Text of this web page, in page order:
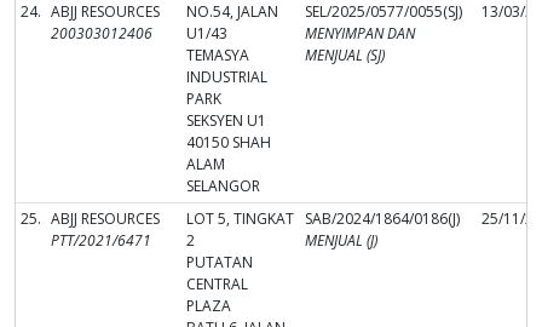
24. ABJJ RESOURCES
200303012406
NO.54, JALAN
U1/43
TEMASYA
INDUSTRIAL
PARK
SEKSYEN U1
40150 SHAH
ALAM
SELANGOR
SEL/2025/0577/0055(SJ)
MENYIMPAN DAN
MENJUAL (SJ)
13/03/
25. ABJJ RESOURCES
PTT/2021/6471
LOT 5, TINGKAT
2
PUTATAN
CENTRAL
PLAZA
SAB/2024/1864/0186(J)
MENJUAL (J)
25/11/